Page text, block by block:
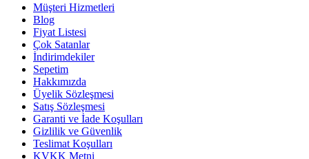
Müşteri Hizmetleri
Blog
Fiyat Listesi
Çok Satanlar
İndirimdekiler
Sepetim
Hakkımızda
Üyelik Sözleşmesi
Satış Sözleşmesi
Garanti ve İade Koşulları
Gizlilik ve Güvenlik
Teslimat Koşulları
KVKK Metni